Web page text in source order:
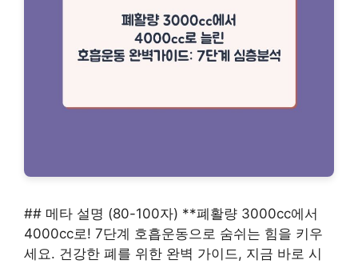
## 메타 설명 (80-100자) **폐활량 3000cc에서
4000cc로! 7단계 호흡운동으로 숨쉬는 힘을 키우
세요. 건강한 폐를 위한 완벽 가이드, 지금 바로 시